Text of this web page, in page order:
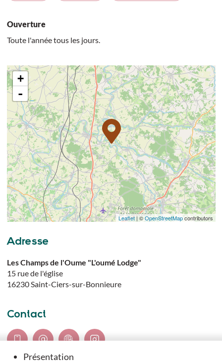
Ouverture
Toute l'année tous les jours.
Présentation
+
-
Leaflet| ©OpenStreetMapcontributors
Adresse
Les Champs de l'Oume "L'oumé Lodge"
15 rue de l'église
16230 Saint-Ciers-sur-Bonnieure
Contact